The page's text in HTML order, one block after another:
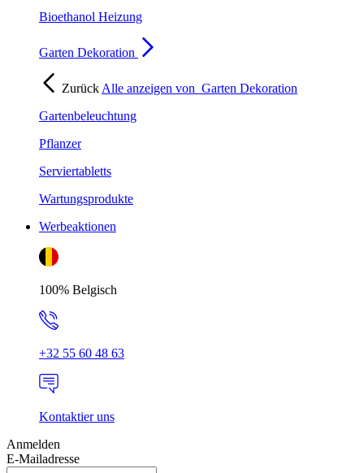
Bioethanol Heizung
Garten Dekoration
Zurück Alle anzeigen von Garten Dekoration
Gartenbeleuchtung
Pflanzer
Serviertabletts
Wartungsprodukte
Werbeaktionen
100% Belgisch
+32 55 60 48 63
Kontaktier uns
Anmelden
E-Mailadresse